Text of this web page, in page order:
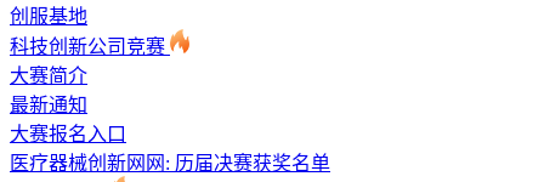
创服基地
科技创新公司竞赛
大赛简介
最新通知
大赛报名入口
医疗器械创新网网: 历届决赛获奖名单